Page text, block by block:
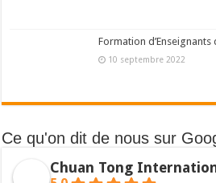
Formation d’Enseignants
10 septembre 2022
Ce qu'on dit de nous sur
Chuan Tong